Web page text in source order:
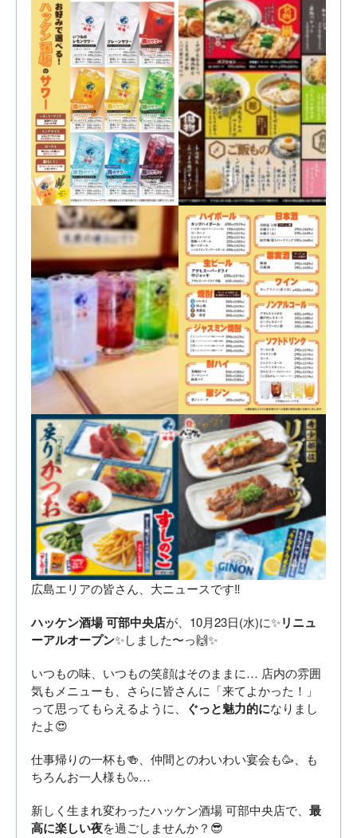
広島エリアの皆さん、大ニュースです‼️
ハッケン酒場 可部中央店が、10月23日(水)に✨リニュ
ーアルオープン✨しました〜っ🙌✨
いつもの味、いつもの笑顔はそのままに… 店内の雰囲
気もメニューも、さらに皆さんに「来てよかった！」
って思ってもらえるように、
ぐっと魅力的になりまし
たよ😍
仕事帰りの一杯も🍻、仲間とのわいわい宴会も🥳、も
ちろんお一人様も🍶…
新しく生まれ変わったハッケン酒場 可部中央店で、 最
高に楽しい夜を過ごしませんか？😎